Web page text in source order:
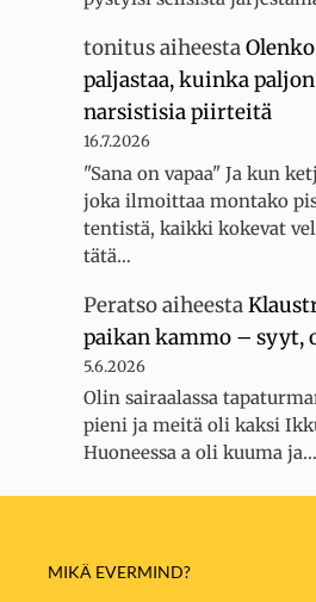
tonitusaiheesta
paljastaa, kuinka
narsistisia piirteitä
16.7.2026
"Sana on vapaa" Ja kun
joka ilmoittaa montako
tentistä, kaikki kokevat
tätä…
Peratsoaiheesta
paikan kammo – syyt,
5.6.2026
Olin sairaalassa
pieni ja meitä oli kaksi
Huoneessa a oli kuuma ja…
MIKÄ EVERMIND?